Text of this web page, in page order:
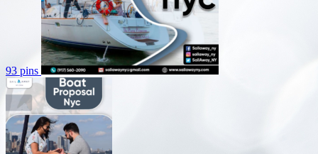
93 pins